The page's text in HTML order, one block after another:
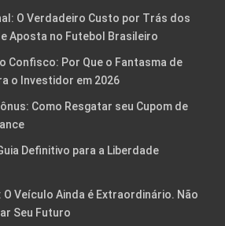
O Verdadeiro Custo por Trás dos
Aposta no Futebol Brasileiro
Confisco: Por Que o Fantasma de
o Investidor em 2026
Como Resgatar seu Cupom de
Definitivo para a Liberdade
O Veículo Ainda é Extraordinário. Não
Seu Futuro